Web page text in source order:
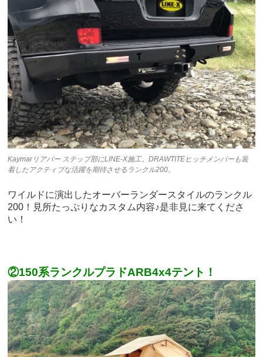
Kaymarリアバー ステップ部にLINE-X施工。DRAWTITEヒッチメンバーも装
着したアクティブな活躍を期待させるランクル200。
ワイルドに演出したオーバーランダースタイルのランクル
200！見所たっぷりなカスタム内容♪是非見に来てくださ
い！
②150系ランクルプラドARB4x4テント！